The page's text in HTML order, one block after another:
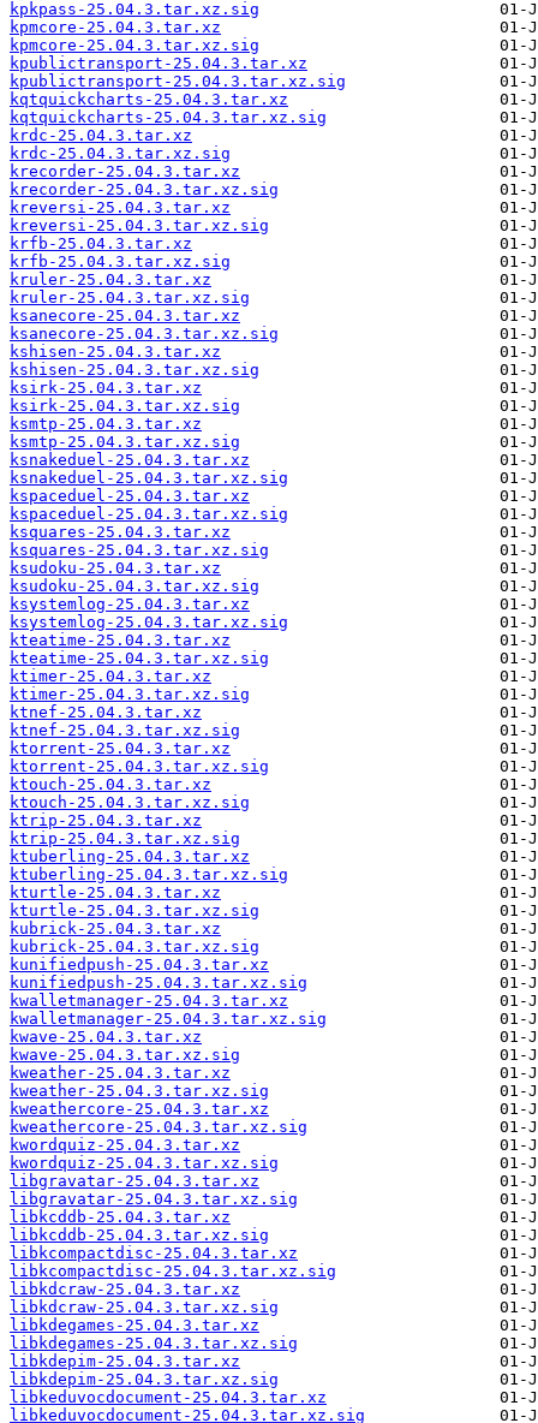
kpkpass-25.04.3.tar.xz.sig
kpmcore-25.04.3.tar.xz
kpmcore-25.04.3.tar.xz.sig
kpublictransport-25.04.3.tar.xz
kpublictransport-25.04.3.tar.xz.sig
kqtquickcharts-25.04.3.tar.xz
kqtquickcharts-25.04.3.tar.xz.sig
krdc-25.04.3.tar.xz
krdc-25.04.3.tar.xz.sig
krecorder-25.04.3.tar.xz
krecorder-25.04.3.tar.xz.sig
kreversi-25.04.3.tar.xz
kreversi-25.04.3.tar.xz.sig
krfb-25.04.3.tar.xz
krfb-25.04.3.tar.xz.sig
kruler-25.04.3.tar.xz
kruler-25.04.3.tar.xz.sig
ksanecore-25.04.3.tar.xz
ksanecore-25.04.3.tar.xz.sig
kshisen-25.04.3.tar.xz
kshisen-25.04.3.tar.xz.sig
ksirk-25.04.3.tar.xz
ksirk-25.04.3.tar.xz.sig
ksmtp-25.04.3.tar.xz
ksmtp-25.04.3.tar.xz.sig
ksnakeduel-25.04.3.tar.xz
ksnakeduel-25.04.3.tar.xz.sig
kspaceduel-25.04.3.tar.xz
kspaceduel-25.04.3.tar.xz.sig
ksquares-25.04.3.tar.xz
ksquares-25.04.3.tar.xz.sig
ksudoku-25.04.3.tar.xz
ksudoku-25.04.3.tar.xz.sig
ksystemlog-25.04.3.tar.xz
ksystemlog-25.04.3.tar.xz.sig
kteatime-25.04.3.tar.xz
kteatime-25.04.3.tar.xz.sig
ktimer-25.04.3.tar.xz
ktimer-25.04.3.tar.xz.sig
ktnef-25.04.3.tar.xz
ktnef-25.04.3.tar.xz.sig
ktorrent-25.04.3.tar.xz
ktorrent-25.04.3.tar.xz.sig
ktouch-25.04.3.tar.xz
ktouch-25.04.3.tar.xz.sig
ktrip-25.04.3.tar.xz
ktrip-25.04.3.tar.xz.sig
ktuberling-25.04.3.tar.xz
ktuberling-25.04.3.tar.xz.sig
kturtle-25.04.3.tar.xz
kturtle-25.04.3.tar.xz.sig
kubrick-25.04.3.tar.xz
kubrick-25.04.3.tar.xz.sig
kunifiedpush-25.04.3.tar.xz
kunifiedpush-25.04.3.tar.xz.sig
kwalletmanager-25.04.3.tar.xz
kwalletmanager-25.04.3.tar.xz.sig
kwave-25.04.3.tar.xz
kwave-25.04.3.tar.xz.sig
kweather-25.04.3.tar.xz
kweather-25.04.3.tar.xz.sig
kweathercore-25.04.3.tar.xz
kweathercore-25.04.3.tar.xz.sig
kwordquiz-25.04.3.tar.xz
kwordquiz-25.04.3.tar.xz.sig
libgravatar-25.04.3.tar.xz
libgravatar-25.04.3.tar.xz.sig
libkcddb-25.04.3.tar.xz
libkcddb-25.04.3.tar.xz.sig
libkcompactdisc-25.04.3.tar.xz
libkcompactdisc-25.04.3.tar.xz.sig
libkdcraw-25.04.3.tar.xz
libkdcraw-25.04.3.tar.xz.sig
libkdegames-25.04.3.tar.xz
libkdegames-25.04.3.tar.xz.sig
libkdepim-25.04.3.tar.xz
libkdepim-25.04.3.tar.xz.sig
libkeduvocdocument-25.04.3.tar.xz
libkeduvocdocument-25.04.3.tar.xz.sig